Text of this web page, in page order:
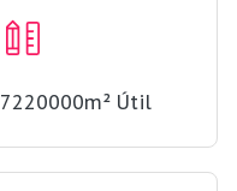
7220000m² Útil